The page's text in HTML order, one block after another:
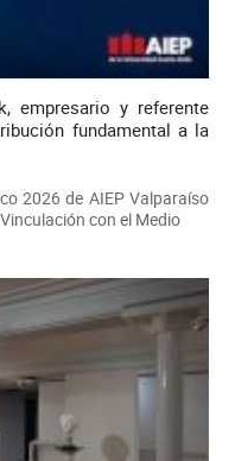
empresario y referente
fundamental a la
2026 de AIEP Valparaíso
con el Medio